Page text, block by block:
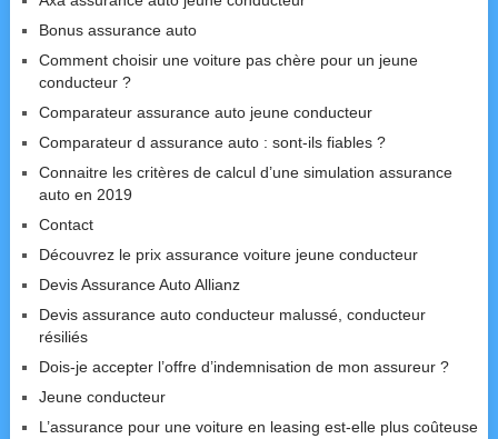
Bonus assurance auto
Comment choisir une voiture pas chère pour un jeune
conducteur ?
Comparateur assurance auto jeune conducteur
Comparateur d assurance auto : sont-ils fiables ?
Connaitre les critères de calcul d’une simulation assurance
auto en 2019
Contact
Découvrez le prix assurance voiture jeune conducteur
Devis Assurance Auto Allianz
Devis assurance auto conducteur malussé, conducteur
résiliés
Dois-je accepter l’offre d’indemnisation de mon assureur ?
Jeune conducteur
L’assurance pour une voiture en leasing est-elle plus coûteuse